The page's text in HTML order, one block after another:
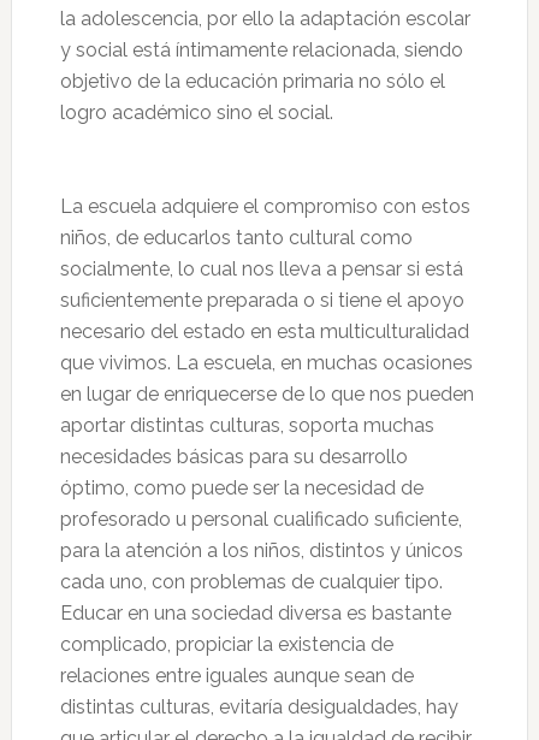
la adolescencia, por ello la adaptación escolar
y social está íntimamente relacionada, siendo
objetivo de la educación primaria no sólo el
logro académico sino el social.
La escuela adquiere el compromiso con estos
niños, de educarlos tanto cultural como
socialmente, lo cual nos lleva a pensar si está
suficientemente preparada o si tiene el apoyo
necesario del estado en esta multiculturalidad
que vivimos. La escuela, en muchas ocasiones
en lugar de enriquecerse de lo que nos pueden
aportar distintas culturas, soporta muchas
necesidades básicas para su desarrollo
óptimo, como puede ser la necesidad de
profesorado u personal cualificado suficiente,
para la atención a los niños, distintos y únicos
cada uno, con problemas de cualquier tipo.
Educar en una sociedad diversa es bastante
complicado, propiciar la existencia de
relaciones entre iguales aunque sean de
distintas culturas, evitaría desigualdades, hay